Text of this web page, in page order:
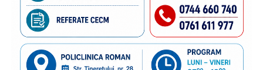
când au probleme, simt nevoia să fie sfătuiți sau să fie
sprijiniți emoțional. De aceea comunicarea cu părinții este
esențială, chiar și de la distanță, pentru că ea îi dă
copilului sentimentul de siguranță de care are atâta
nevoie”,explicăGabriela Alexandrescu, Președinte